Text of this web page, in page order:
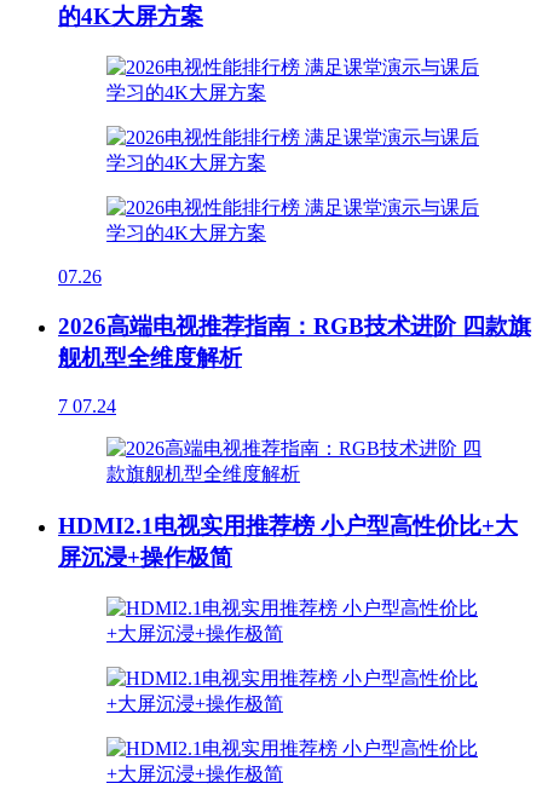
的4K大屏方案
07.26
2026高端电视推荐指南：RGB技术进阶 四款旗
舰机型全维度解析
7 07.24
HDMI2.1电视实用推荐榜 小户型高性价比+大
屏沉浸+操作极简